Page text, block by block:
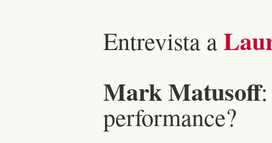
Entrevista a
Mark Matusoff
performance?